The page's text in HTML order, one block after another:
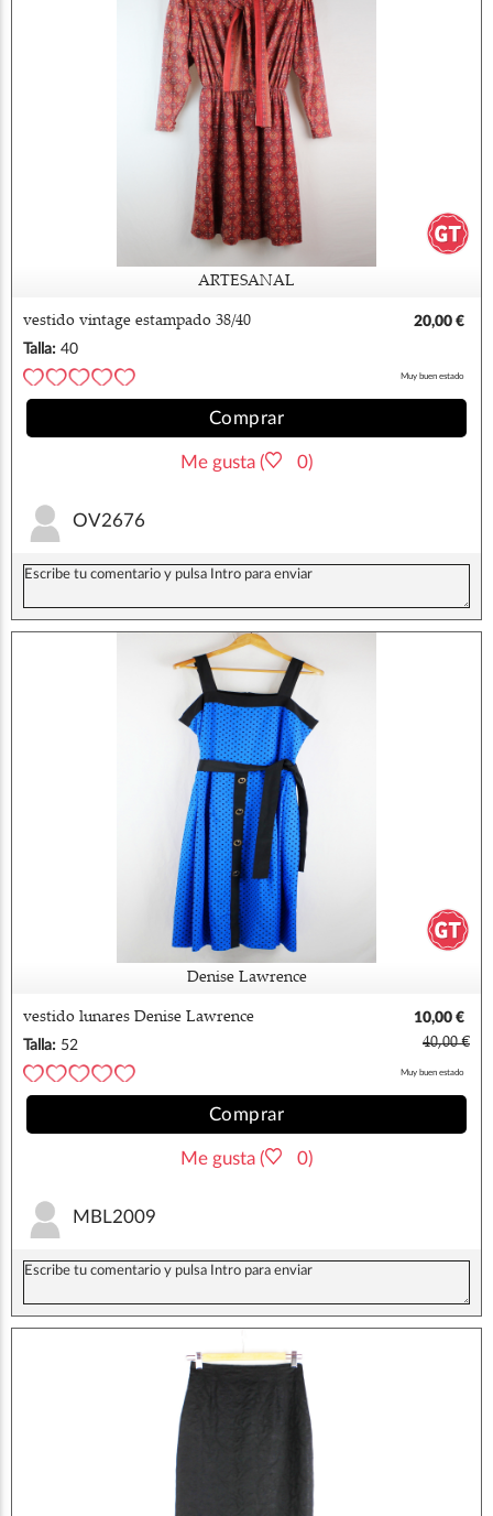
ARTESANAL
vestido vintage estampado 38/40
20,00 €
Talla: 40
Muy buen estado
Comprar
Me gusta ( 0)
OV2676
Denise Lawrence
vestido lunares Denise Lawrence
10,00 €
Talla: 52 40,00 €
Muy buen estado
Comprar
Me gusta ( 0)
MBL2009